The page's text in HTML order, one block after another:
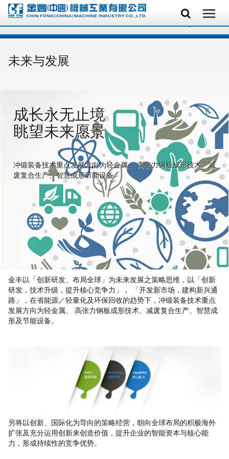
未来与发展
成长永无止境
眺望未来愿景
冲锻装备技术重点发展方向为轻金属、 高张力钢板成形技术、减
废复合生产、智慧成形节能设备
金丰以「创新研发、布局全球」为未来发展之策略思维，以「创新
研发，技术升级，提升核心竞争力」， 「开发新市场，建构新兴通
路」，在省能源／轻量化及环保回收的趋势下，冲锻装备技术重点
发展方向为轻金属、 高张力钢板成形技术、减废复合生产、智慧成
形及节能设备。
另将以创新、国际化为导向的策略经营，朝向全球布局的积极海外
扩张及充分运用创新来创造价值，提升企业的智能资本与核心能
力，形成持续性的竞争优势。